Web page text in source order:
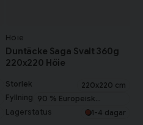
Höie
Duntäcke Saga Svalt 360g
220x220 Höie
Storlek
220x220 cm
Fyllning 90 % Europeisk
myskanddun
Lagerstatus 1-4 dagar